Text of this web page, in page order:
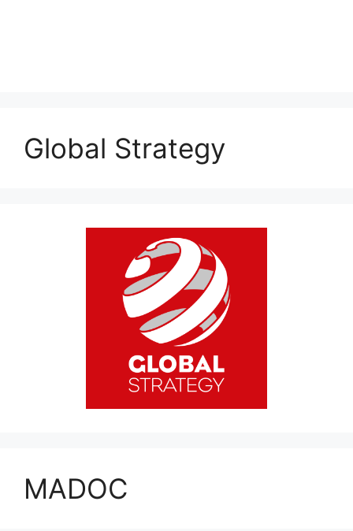
Global Strategy
MADOC